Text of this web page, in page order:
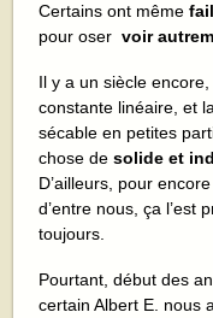
Certains ont même
pour oservoir
Il y a un siècle
constante linéaire, et la
sécable en petites
chose desolide et
D’ailleurs, pour
d’entre nous, ça l’est
toujours.
Pourtant, début des
certain Albert E. nous